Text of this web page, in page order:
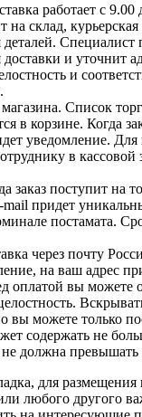
работает с 9.00
на склад,
деталей.
доставки и уточнит
и
Список
в корзине. Когда
уведомление. Для
в кассовой
заказ поступит на
придет
постамата.
через почту
на ваш адрес
оплатой вы можете
вы можете только
содержать не
не должна превышать
для
любого другого